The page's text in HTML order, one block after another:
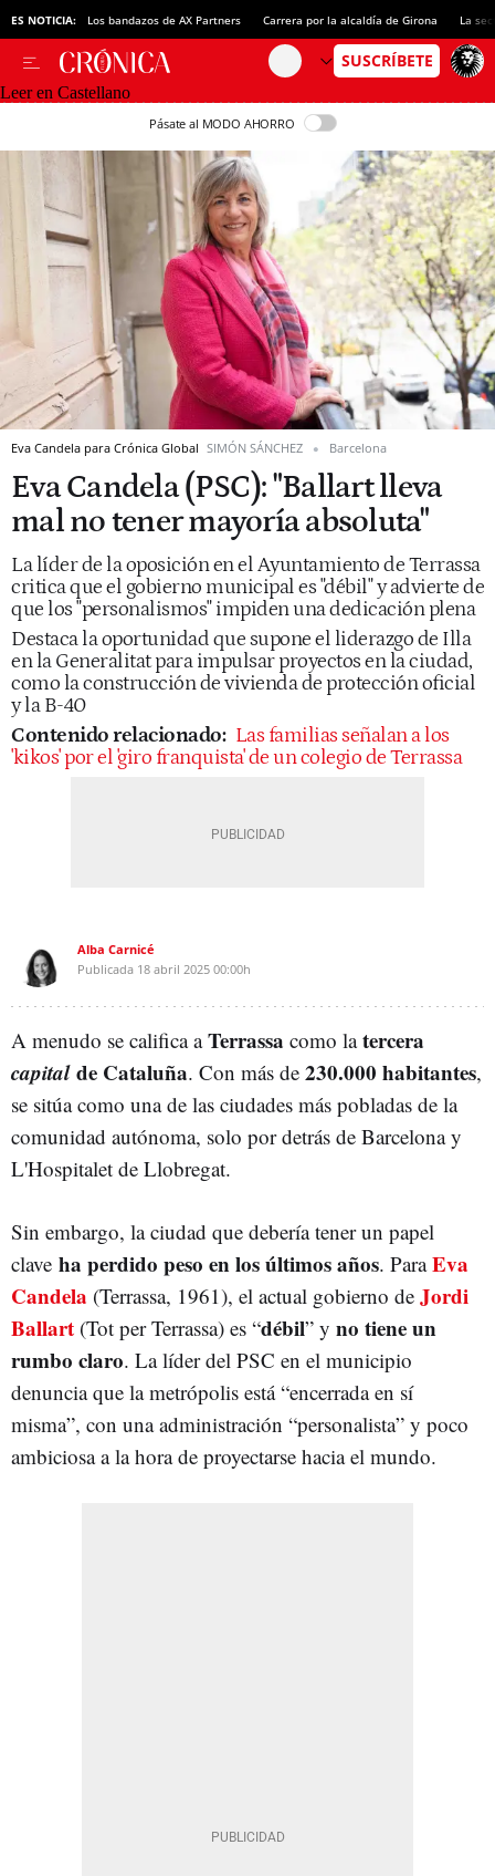
ES NOTICIA: Los bandazos de AX Partners Carrera por la alcaldía de Girona La
Leer en Castellano
Pásate al MODO AHORRO
Eva Candela para Crónica Global SIMÓN SÁNCHEZ Barcelona
Eva Candela (PSC): "Ballart lleva
mal no tener mayoría absoluta"
La líder de la oposición en el Ayuntamiento de Terrassa
critica que el gobierno municipal es "débil" y advierte de
que los "personalismos" impiden una dedicación plena
Destaca la oportunidad que supone el liderazgo de Illa
en la Generalitat para impulsar proyectos en la ciudad,
como la construcción de vivienda de protección oficial
y la B-40
Contenido relacionado: Las familias señalan a los
'kikos' por el 'giro franquista' de un colegio de Terrassa
Alba Carnicé
Publicada 18 abril 2025 00:00h
A menudo se califica aTerrassa como latercera
capitalde Cataluña. Con más de 230.000 habitantes,
se sitúa como una de las ciudades más pobladas de la
comunidad autónoma, solo por detrás de Barcelona y
L'Hospitalet de Llobregat.
Sin embargo, la ciudad que debería tener un papel
clave ha perdido peso en los últimos años. ParaEva
Candela (Terrassa, 1961), el actual gobierno de Jordi
Ballart (Tot per Terrassa) es “débil” y no tiene un
rumbo claro. La líder del PSC en el municipio
denuncia que la metrópolis está “encerrada en sí
misma”, con una administración “personalista” y poco
ambiciosa a la hora de proyectarse hacia el mundo.